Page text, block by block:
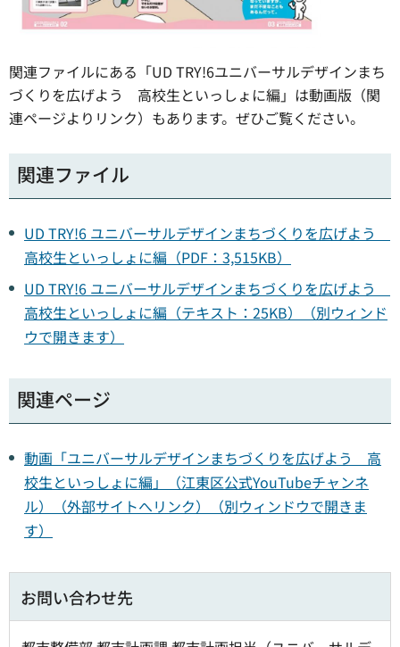
関連ファイルにある「UD TRY!6ユニバーサルデザインまち
づくりを広げよう 高校生といっしょに編」は動画版（関
連ページよりリンク）もあります。ぜひご覧ください。
関連ファイル
UD TRY!6 ユニバーサルデザインまちづくりを広げよう
高校生といっしょに編（PDF：3,515KB）
UD TRY!6 ユニバーサルデザインまちづくりを広げよう
高校生といっしょに編（テキスト：25KB）（別ウィンド
ウで開きます）
関連ページ
動画「ユニバーサルデザインまちづくりを広げよう 高
校生といっしょに編」（江東区公式YouTubeチャンネ
ル）（外部サイトへリンク）（別ウィンドウで開きま
す）
お問い合わせ先